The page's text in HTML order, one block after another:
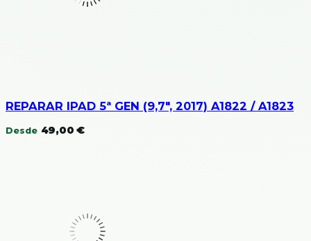
REPARAR IPAD 5ª GEN (9,7″, 2017) A1822 / A1823
Desde 49,00 €